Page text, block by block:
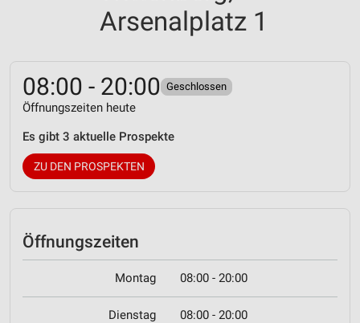
Arsenalplatz 1
08:00 - 20:00 Geschlossen
Öffnungszeiten heute
Es gibt 3 aktuelle Prospekte
ZU DEN PROSPEKTEN
Öffnungszeiten
Montag 08:00 - 20:00
Dienstag 08:00 - 20:00